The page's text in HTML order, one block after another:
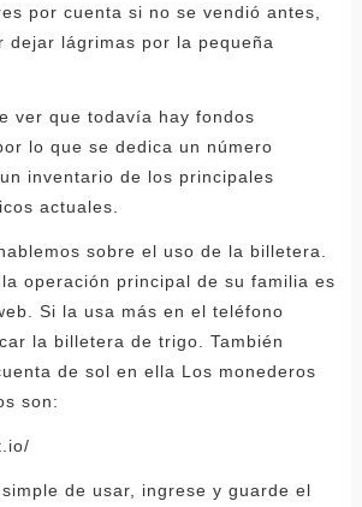
por cuenta si no se vendió antes,
dejar lágrimas por la pequeña
ver que todavía hay fondos
lo que se dedica un número
inventario de los principales
actuales.
sobre el uso de la billetera.
operación principal de su familia es
Si la usa más en el teléfono
la billetera de trigo. También
de sol en ella Los monederos
son:
de usar, ingrese y guarde el